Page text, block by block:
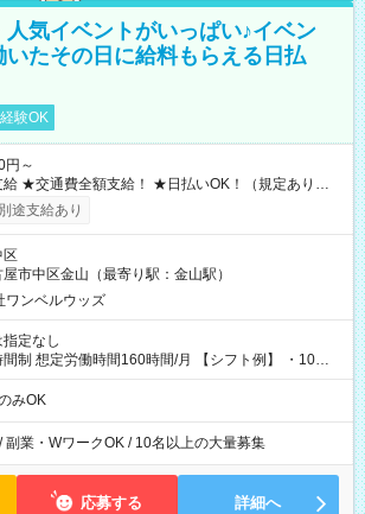
人気イベントがいっぱい♪イベン
いたその日に給料もらえる日払
験OK
円～
定あり） ┗
日に現金GET♪ お仕事後はコンビニATMから 日払
途支給あり
区
市中区金山（最寄り駅：金山駅）
ワンベルウッズ
定なし
定労働時間160時間/月 【シフト例】 ・10：
みOK
副業・WワークOK / 10名以上の大量募集
応募する 詳細へ